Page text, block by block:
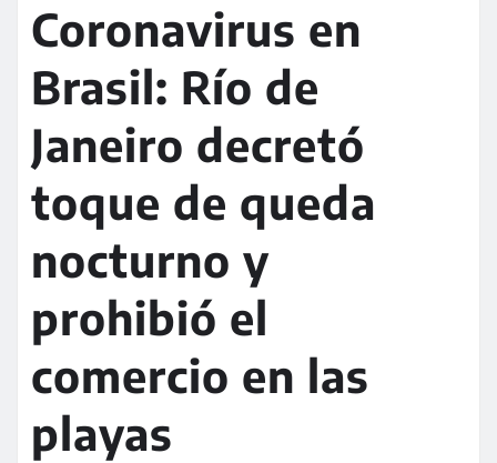
Coronavirus en
Brasil: Río de
Janeiro decretó
toque de queda
nocturno y
prohibió el
comercio en las
playas